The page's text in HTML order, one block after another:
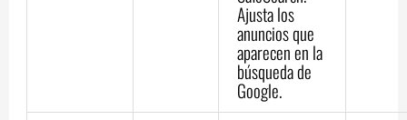
Ajusta los
anuncios que
aparecen en la
búsqueda de
Google.